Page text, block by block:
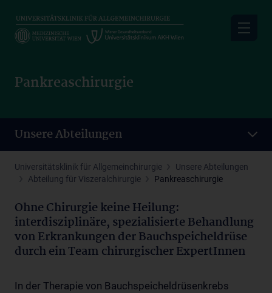
main
Pankreaschirurgie
Unsere Abteilungen
Universitätsklinik für Allgemeinchirurgie
Unsere Abteilungen
Abteilung für Viszeralchirurgie
Pankreaschirurgie
Ohne Chirurgie keine Heilung:
interdisziplinäre, spezialisierte Behandlung
von Erkrankungen der Bauchspeicheldrüse
durch ein Team chirurgischer ExpertInnen
In der Therapie von Bauchspeicheldrüsenkrebs